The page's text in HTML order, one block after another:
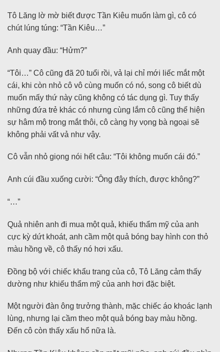
Tô Lăng lờ mờ biết được Tần Kiêu muốn làm gì, cô có
chút lúng túng: “Tần Kiêu…”
Anh quay đầu: “Hửm?”
“Tôi…” Cô cũng đã 20 tuổi rồi, vả lại chỉ mới liếc mắt một
cái, khi còn nhỏ cô vô cùng muốn có nó, song cô biết dù
muốn mấy thứ này cũng không có tác dụng gì. Tuy thấy
những đứa trẻ khác có nhưng cùng lắm cô cũng thể hiện
sự hâm mộ trong mắt thôi, cô càng hy vọng bà ngoại sẽ
không phải vất vả như vậy.
Cô vẫn nhỏ giọng nói hết câu: “Tôi không muốn cái đó.”
Anh cúi đầu xuống cười: “Ông đây thích, được không?”
“…”
Quả nhiên anh đi mua một quả, khiếu thẩm mỹ của anh
cực kỳ dứt khoát, anh cầm một quả bóng bay hình con thỏ
màu hồng về, cô thấy nó hơi xấu.
Đồng bộ với chiếc khẩu trang của cô, Tô Lăng cảm thấy
dường như khiếu thẩm mỹ của anh hơi đặc biệt.
Một người đàn ông trưởng thành, mặc chiếc áo khoác lạnh
lùng, nhưng lại cầm theo một quả bóng bay màu hồng.
Đến cô còn thấy xấu hổ nữa là.